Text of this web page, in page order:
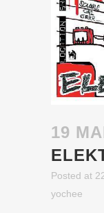
19
Posted at
yochee